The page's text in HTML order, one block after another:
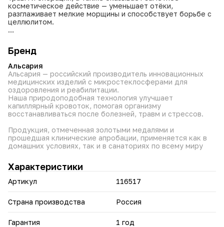
косметическое действие — уменьшает отёки,
разглаживает мелкие морщины и способствует борьбе с
целлюлитом.
размещения.
• Зелёный цвет — создаёт успокаивающую атмосферу.
• Оздоровительное воздействие: поддерживает
сердечно‑сосудистую и нервную системы, помогает при
радикулите, остеохондрозе, межпозвоночной грыже и
других состояниях.
• Косметический эффект: улучшает цвет лица, уменьшает
отёки и проявления целлюлита.
• Бактерицидные свойства наполнителя — повышают
сопротивляемость инфекциям.
• Противоаллергические свойства — безопасна для
людей с аллергией и заболеваниями дыхательных путей.
• Комплектация: изделие, инструкция, упаковка.
инфракрасной капсулой «Альсария».
Бренд
Альсария
Альсария — российский производитель инновационных
медицинских изделий с микростеклосферами для
оздоровления и реабилитации.
Наша природоподобная технология улучшает
капиллярный кровоток, помогая организму
восстанавливаться после болезней, травм и стрессов.
Продукция, отмеченная золотыми медалями и
прошедшая клинические апробации, применяется как в
домашних условиях, так и в санаториях по всему миру
Характеристики
Артикул 116517
Страна производства Россия
Гарантия 1 год